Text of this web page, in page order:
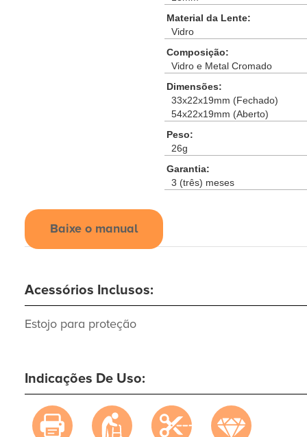
Material da Lente:
Vidro
Composição:
Vidro e Metal Cromado
Dimensões:
33x22x19mm (Fechado)
54x22x19mm (Aberto)
Peso:
26g
Garantia:
3 (três) meses
Baixe o manual
Acessórios Inclusos:
Estojo para proteção
Indicações De Uso: